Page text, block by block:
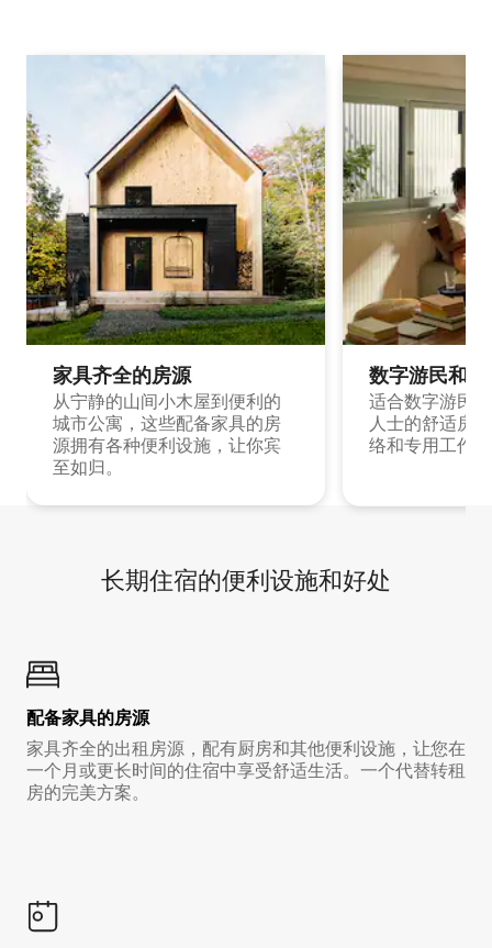
家具齐全的房源
从宁静的山间小木屋到便利的
城市公寓，这些配备家具的房
源拥有各种便利设施，让你宾
至如归。
数字游民和
适合数字游民
人士的舒适房
络和专用工作
长期住宿的便利设施和好处
配备家具的房源
家具齐全的出租房源，配有厨房和其他便利设施，让您在
一个月或更长时间的住宿中享受舒适生活。一个代替转租
房的完美方案。